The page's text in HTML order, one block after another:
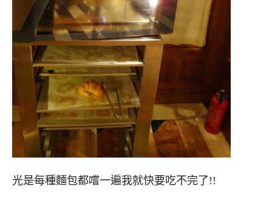
光是每種麵包都嚐一遍我就快要吃不完了!!